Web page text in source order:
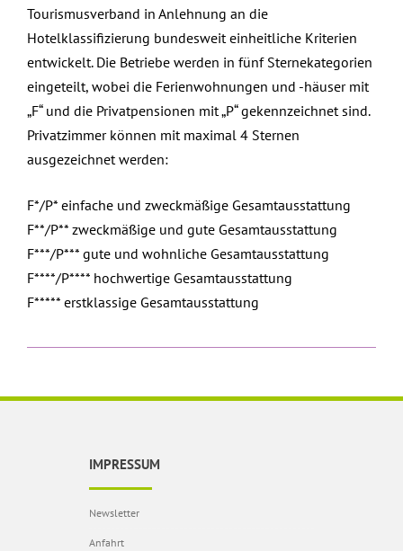
Tourismusverband in Anlehnung an die
Hotelklassifizierung bundesweit einheitliche Kriterien
entwickelt. Die Betriebe werden in fünf Sternekategorien
eingeteilt, wobei die Ferienwohnungen und -häuser mit
„F“ und die Privatpensionen mit „P“ gekennzeichnet sind.
Privatzimmer können mit maximal 4 Sternen
ausgezeichnet werden:
F*/P* einfache und zweckmäßige Gesamtausstattung
F**/P** zweckmäßige und gute Gesamtausstattung
F***/P*** gute und wohnliche Gesamtausstattung
F****/P**** hochwertige Gesamtausstattung
F***** erstklassige Gesamtausstattung
IMPRESSUM
Newsletter
Anfahrt